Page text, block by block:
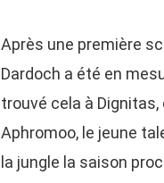
Après une première
Dardoch a été en
trouvé cela à
Aphromoo, le jeune
la jungle la saison